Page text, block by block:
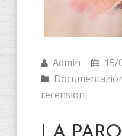
Admin
15/
recensioni